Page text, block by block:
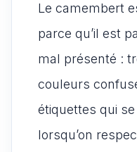
Le camembert
parce qu’il est
mal présenté :
couleurs
étiquettes qui
lorsqu’on